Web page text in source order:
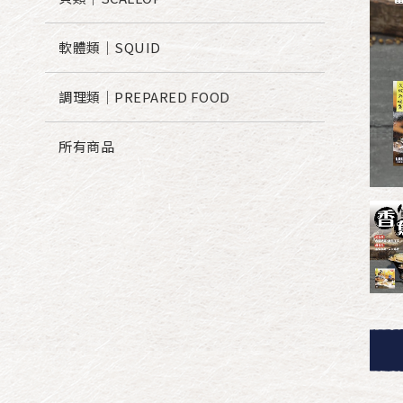
軟體類｜SQUID
調理類｜PREPARED FOOD
所有商品